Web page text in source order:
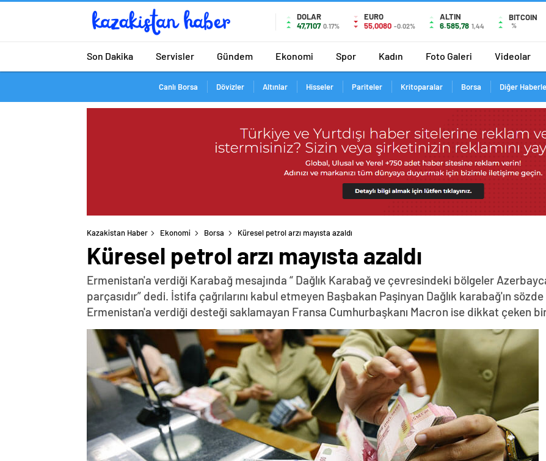
DOLAR
47,7107 0.17%
EURO
55,0080 -0.02%
ALTIN
6.585,78 1,44
BITCOIN
%
Son Dakika Servisler Gündem Ekonomi Spor Kadın Foto Galeri Videolar
Canlı Borsa Dövizler Altınlar Hisseler Pariteler Kritoparalar Borsa Diğer
Kazakistan Haber Ekonomi Borsa Küresel petrol arzı mayısta azaldı
Küresel petrol arzı mayısta azaldı
Ermenistan'a verdiği Karabağ mesajında “ Dağlık Karabağ ve çevresindeki bölgeler
parçasıdır” dedi. İstifa çağrılarını kabul etmeyen Başbakan Paşinyan Dağlık karabağ'ın
Ermenistan'a verdiği desteği saklamayan Fransa Cumhurbaşkanı Macron ise dikkat çeken